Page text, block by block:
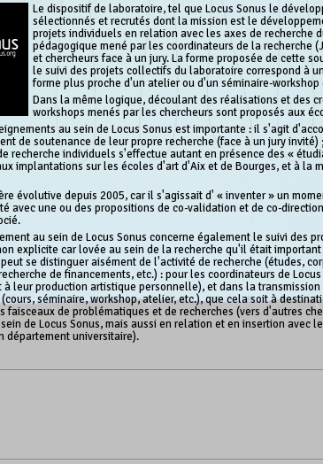
Le dispositif de laboratoire, tel que Locus Sonus le
sélectionnés et recrutés dont la mission est le
projets individuels en relation avec les axes de recherche
pédagogique mené par les coordinateurs de la recherche
et chercheurs face à un jury. La forme proposée de cette
le suivi des projets collectifs du laboratoire correspond à
forme plus proche d'un atelier ou d'un séminaire-
Dans la même logique, découlant des réalisations et des
workshops menés par les chercheurs sont proposés aux
au sein de Locus Sonus est importante : il s'agit
de soutenance de leur propre recherche (face à un jury
recherche individuels s'effectue autant en présence des «
implantations sur les écoles d'art d'Aix et de Bourges, et à
évolutive depuis 2005, car il s'agissait d' « inventer » un
avec une ou des propositions de co-validation et de co-
au sein de Locus Sonus concerne également le suivi
explicite car lovée au sein de la recherche qu'il était
se distinguer aisément de l'activité de recherche (études,
de financements, etc.) : pour les coordinateurs de
à leur production artistique personnelle), et dans la
séminaire, workshop, atelier, etc.), que cela soit à
faisceaux de problématiques et de recherches (vers d'autres
de Locus Sonus, mais aussi en relation et en insertion
département universitaire).